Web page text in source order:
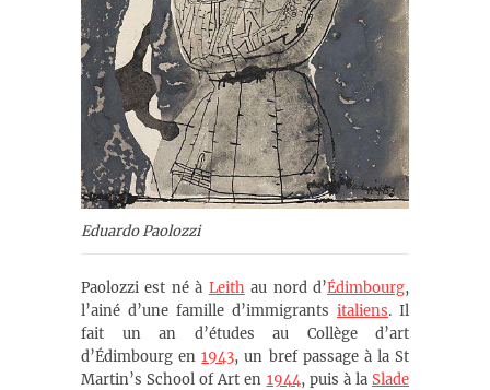
Eduardo Paolozzi
Paolozzi est né à Leithau nord d’Édimbourg,
l’ainé d’une famille d’immigrants italiens. Il
fait un an d’études au Collège d’art
d’Édimbourg en1943, un bref passage à la St
Martin’s School of Art en 1944, puis à laSlade